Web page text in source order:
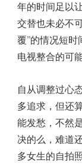
年的时间足以
交替也未必不
覆”的情况短
电视整合的可
自从调整过心
多追求，但还
能发愁，不然
决的么，难道
多女生的自拍